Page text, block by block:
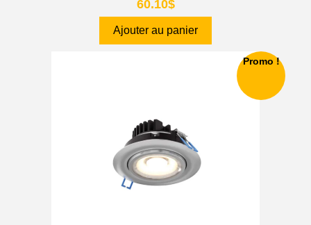
60.10$
Ajouter au panier
Promo !